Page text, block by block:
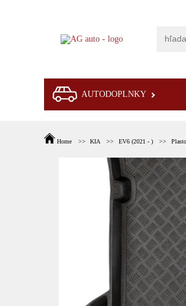
AUTODOPLNKY
Home KIA EV6 (2021 - )